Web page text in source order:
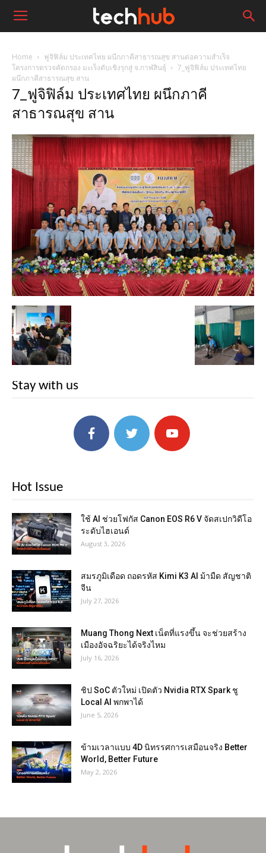
Home
ฟูจิฟิล์ม ประเทศไทย ผนึกภาคีสาธารณสุข สานต่อความสำเร็จ
โครงการตรวจคัดกรอง มะเร็งตับเชิงรุกสู่ จ.กาฬสินธุ์
7_ฟูจิฟิล์ม ประเทศไทย
ผนึกภาคีสาธารณสุข สาน
7_ฟูจิฟิล์ม ประเทศไทย ผนึกภาคี
สาธารณสุข สาน
Stay with us
Hot Issue
ใช้ AI ช่วยโฟกัส Canon EOS R6 V จัดสเปกวิดีโอ
ระดับไฮเอนด์
August 3, 2026
สมรภูมิเดือด ถอดรหัส Kimi K3 AI ม้ามืด สัญชาติ
จีน
July 27, 2026
Muang Thong Next เน็ตที่แรงขึ้น จะช่วยสร้าง
เมืองอัจฉริยะได้จริงไหม
July 16, 2026
ชิป SoC ตัวใหม่ เปิดตัว Nvidia RTX Spark ชู
Local AI พกพาได้
June 5, 2026
ข้ามเวลาแบบ 4D นิทรรศการเสมือนจริง Better
World, Better Future
May 2, 2026